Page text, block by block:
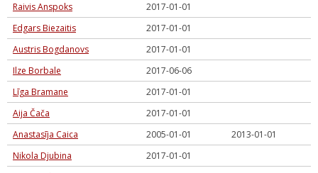
Raivis Anspoks
2017-01-01
Edgars Biezaitis
2017-01-01
Austris Bogdanovs
2017-01-01
Ilze Borbale
2017-06-06
Līga Bramane
2017-01-01
Aija Čača
2017-01-01
Anastasīja Caica
2005-01-01
2013-01-01
Nikola Djubina
2017-01-01